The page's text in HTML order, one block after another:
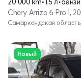
Chery Arrizo 6 Pro I,
Самаркандская
Новый